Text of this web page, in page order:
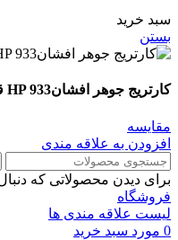
سبد خرید
بستن
کارتریج جوهر افشانHP 933 قرمز طرح
مقايسه
افزودن به علاقه مندی
برای دیدن محصولاتی که
فروشگاه
لیست علاقه مندی ها
0 مورد سبد خرید